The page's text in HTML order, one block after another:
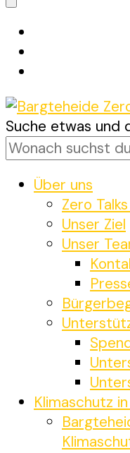
etwas?
Bargteheide
Bargteheide bis
Suchst
du
nach
etwas?
Suche etwas und
Über uns
Zero
Unser Ziel
Unser
Klimaschutz